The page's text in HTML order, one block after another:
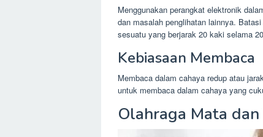
Menggunakan perangkat elektronik
dan masalah penglihatan lainnya.
sesuatu yang berjarak 20 kaki selama
Kebiasaan Membaca
Membaca dalam cahaya redup atau
untuk membaca dalam cahaya yang
Olahraga Mata